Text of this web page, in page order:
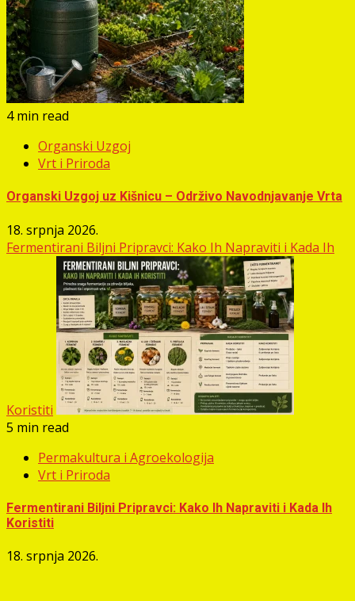
4 min read
Organski Uzgoj
Vrt i Priroda
Organski Uzgoj uz Kišnicu – Održivo Navodnjavanje Vrta
18. srpnja 2026.
Fermentirani Biljni Pripravci: Kako Ih Napraviti i Kada Ih
Koristiti
5 min read
Permakultura i Agroekologija
Vrt i Priroda
Fermentirani Biljni Pripravci: Kako Ih Napraviti i Kada Ih
Koristiti
18. srpnja 2026.